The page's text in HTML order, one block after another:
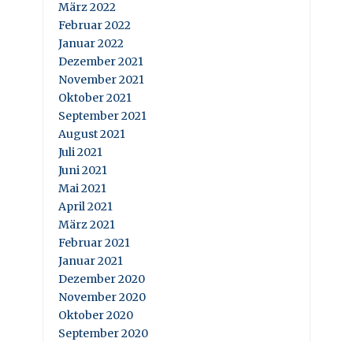
März 2022
Februar 2022
Januar 2022
Dezember 2021
November 2021
Oktober 2021
September 2021
August 2021
Juli 2021
Juni 2021
Mai 2021
April 2021
März 2021
Februar 2021
Januar 2021
Dezember 2020
November 2020
Oktober 2020
September 2020